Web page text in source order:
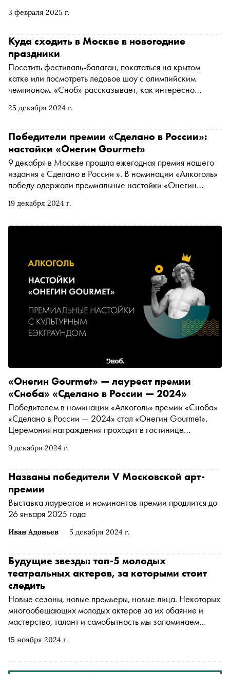
3 февраля 2025 г.
глубокая и тонкая интимная интонация, эмоциональный
Еленой о том, как рождались эти спектакли, о театре как
о терапии и Цветаевой как ее альтер эго. А также о том,
что означает скучать по словам, как по людям, и
«говорить душу» со сцены
25 декабря 2024 г.
Куда сходить в Москве в новогодние
праздники
Посетить фестиваль-балаган, покататься на крытом
катке или посмотреть ледовое шоу с олимпийским
чемпионом. «Сноб» рассказывает, как интересно
19 декабря 2024 г.
Победители премии «Сделано в России»:
настойки «Онегин Gourmet»
9 декабря в Москве прошла ежегодная премия нашего
издания « Сделано в России ». В номинации «Алкоголь»
победу одержали премиальные настойки «Онегин
представление об алкогольных напитках на ягодах,
9 декабря 2024 г.
«Онегин Gourmet» — лауреат премии
«Сноба» «Сделано в России — 2024»
Победителем в номинации «Алкоголь» премии «Сноба»
«Сделано в России — 2024» стал «Онегин Gourmet».
Церемония награждения проходит в гостинице
Иван Адоньев 5 декабря 2024 г.
Названы победители V Московской арт-
премии
Выставка лауреатов и номинантов премии продлится до
26 января 2025 года
15 ноября 2024 г.
Будущие звезды: топ-5 молодых
театральных актеров, за которыми стоит
следить
Новые сезоны, новые премьеры, новые лица. Некоторых
многообещающих молодых актеров за их обаяние и
мастерство, талант и самобытность мы запоминаем
театрах и свежих неординарных постановках. Вот